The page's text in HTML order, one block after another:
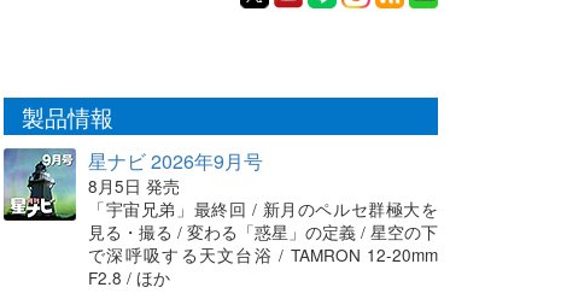
製品情報
星ナビ 2026年9月号
8月5日 発売
「宇宙兄弟」最終回 / 新月のペルセ群極大を
見る・撮る / 変わる「惑星」の定義 / 星空の下
で深呼吸する天文台浴 / TAMRON 12-20mm
F2.8 / ほか